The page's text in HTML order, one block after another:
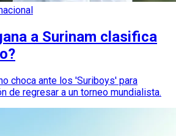
a Surinam clasifica
choca ante los 'Suriboys' para
de regresar a un torneo mundialista.